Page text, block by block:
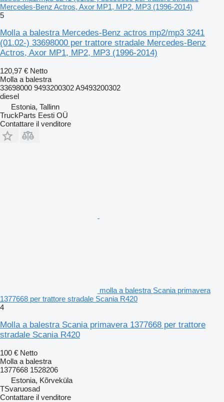
Mercedes-Benz Actros, Axor MP1, MP2, MP3 (1996-2014)
5
Molla a balestra Mercedes-Benz actros mp2/mp3 3241
(01.02-) 33698000 per trattore stradale Mercedes-Benz
Actros, Axor MP1, MP2, MP3 (1996-2014)
120,97 € Netto
Molla a balestra
33698000 9493200302 A9493200302
diesel
Estonia, Tallinn
TruckParts Eesti OÜ
Contattare il venditore
molla a balestra Scania primavera
1377668 per trattore stradale Scania R420
4
Molla a balestra Scania primavera 1377668 per trattore
stradale Scania R420
100 € Netto
Molla a balestra
1377668 1528206
Estonia, Kõrveküla
TSvaruosad
Contattare il venditore